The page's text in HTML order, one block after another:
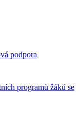
podpora
programů žáků se